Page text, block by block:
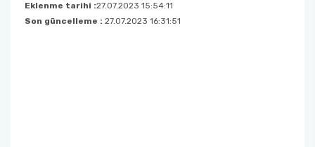
Eklenme tarihi :27.07.2023 15:54:11
Son güncelleme : 27.07.2023 16:31:51